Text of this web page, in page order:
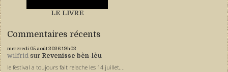
LE LIVRE
Commentaires récents
mercredi 05 août 202619h02
wilfrid sur Revenisse bèn-lèu
le festival a toujours fait relache les 14 juillet,...